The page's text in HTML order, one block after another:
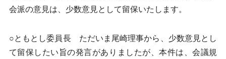
会派の意見は、少数意見として留保いたします。
○ともとし委員長 ただいま尾崎理事から、少数意見とし
て留保したい旨の発言がありましたが、本件は、会議規